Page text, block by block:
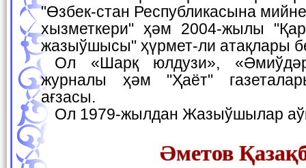
"Өзбек-стан Республикасына
хызметкери" ҳәм 2004-жылы
жазыўшысы" ҳүрмет-ли атақлары
Ол «Шарқ юлдузи», «Әмиўдәрья» ҳәм "Ёшлик"
журналы ҳәм "Ҳаёт"
ағзасы.
Ол 1979-жылдан Жазыўшылар
Әметов